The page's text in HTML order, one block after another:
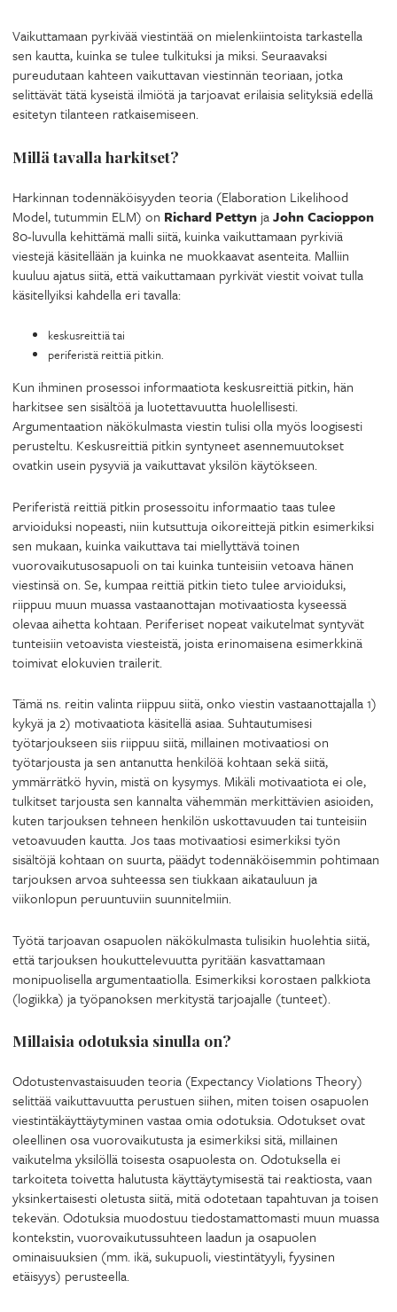
Vaikuttamaan pyrkivää viestintää on mielenkiintoista tarkastella
sen kautta, kuinka se tulee tulkituksi ja miksi. Seuraavaksi
pureudutaan kahteen vaikuttavan viestinnän teoriaan, jotka
selittävät tätä kyseistä ilmiötä ja tarjoavat erilaisia selityksiä edellä
esitetyn tilanteen ratkaisemiseen.
Millä tavalla harkitset?
Harkinnan todennäköisyyden teoria (Elaboration Likelihood
Model, tutummin ELM) on Richard Pettyn jaJohn Cacioppon
80-luvulla kehittämä malli siitä, kuinka vaikuttamaan pyrkiviä
viestejä käsitellään ja kuinka ne muokkaavat asenteita. Malliin
kuuluu ajatus siitä, että vaikuttamaan pyrkivät viestit voivat tulla
käsitellyiksi kahdella eri tavalla:
keskusreittiä tai
periferistä reittiä pitkin.
Kun ihminen prosessoi informaatiota keskusreittiä pitkin, hän
harkitsee sen sisältöä ja luotettavuutta huolellisesti.
Argumentaation näkökulmasta viestin tulisi olla myös loogisesti
perusteltu. Keskusreittiä pitkin syntyneet asennemuutokset
ovatkin usein pysyviä ja vaikuttavat yksilön käytökseen.
Periferistä reittiä pitkin prosessoitu informaatio taas tulee
arvioiduksi nopeasti, niin kutsuttuja oikoreittejä pitkin esimerkiksi
sen mukaan, kuinka vaikuttava tai miellyttävä toinen
vuorovaikutusosapuoli on tai kuinka tunteisiin vetoava hänen
viestinsä on. Se, kumpaa reittiä pitkin tieto tulee arvioiduksi,
riippuu muun muassa vastaanottajan motivaatiosta kyseessä
olevaa aihetta kohtaan. Periferiset nopeat vaikutelmat syntyvät
tunteisiin vetoavista viesteistä, joista erinomaisena esimerkkinä
toimivat elokuvien trailerit.
Tämä ns. reitin valinta riippuu siitä, onko viestin vastaanottajalla 1)
kykyä ja 2) motivaatiota käsitellä asiaa. Suhtautumisesi
työtarjoukseen siis riippuu siitä, millainen motivaatiosi on
työtarjousta ja sen antanutta henkilöä kohtaan sekä siitä,
ymmärrätkö hyvin, mistä on kysymys. Mikäli motivaatiota ei ole,
tulkitset tarjousta sen kannalta vähemmän merkittävien asioiden,
kuten tarjouksen tehneen henkilön uskottavuuden tai tunteisiin
vetoavuuden kautta. Jos taas motivaatiosi esimerkiksi työn
sisältöjä kohtaan on suurta, päädyt todennäköisemmin pohtimaan
tarjouksen arvoa suhteessa sen tiukkaan aikatauluun ja
viikonlopun peruuntuviin suunnitelmiin.
Työtä tarjoavan osapuolen näkökulmasta tulisikin huolehtia siitä,
että tarjouksen houkuttelevuutta pyritään kasvattamaan
monipuolisella argumentaatiolla. Esimerkiksi korostaen palkkiota
(logiikka) ja työpanoksen merkitystä tarjoajalle (tunteet).
Millaisia odotuksia sinulla on?
Odotustenvastaisuuden teoria (Expectancy Violations Theory)
selittää vaikuttavuutta perustuen siihen, miten toisen osapuolen
viestintäkäyttäytyminen vastaa omia odotuksia. Odotukset ovat
oleellinen osa vuorovaikutusta ja esimerkiksi sitä, millainen
vaikutelma yksilöllä toisesta osapuolesta on. Odotuksella ei
tarkoiteta toivetta halutusta käyttäytymisestä tai reaktiosta, vaan
yksinkertaisesti oletusta siitä, mitä odotetaan tapahtuvan ja toisen
tekevän. Odotuksia muodostuu tiedostamattomasti muun muassa
kontekstin, vuorovaikutussuhteen laadun ja osapuolen
ominaisuuksien (mm. ikä, sukupuoli, viestintätyyli, fyysinen
etäisyys) perusteella.